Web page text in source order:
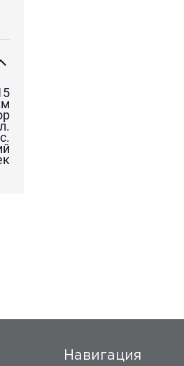
л.
Навигация